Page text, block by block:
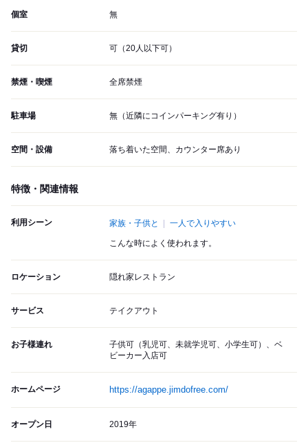
個室 無
貸切 可（20人以下可）
禁煙・喫煙 全席禁煙
駐車場 無（近隣にコインパーキング有り）
空間・設備 落ち着いた空間、カウンター席あり
特徴・関連情報
利用シーン 家族・子供と 一人で入りやすい
こんな時によく使われます。
ロケーション 隠れ家レストラン
サービス テイクアウト
お子様連れ
子供可（乳児可、未就学児可、小学生可）、ベ
ビーカー入店可
ホームページ https://agappe.jimdofree.com/
オープン日 2019年